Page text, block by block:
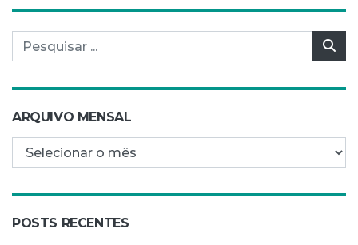
Pesquisar por:
ARQUIVO MENSAL
Arquivo mensal
POSTS RECENTES